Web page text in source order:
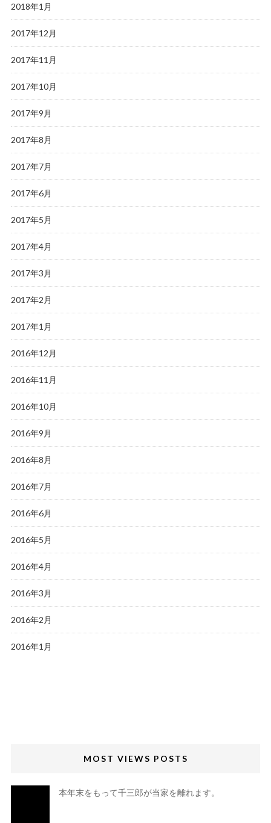
2018年1月
2017年12月
2017年11月
2017年10月
2017年9月
2017年8月
2017年7月
2017年6月
2017年5月
2017年4月
2017年3月
2017年2月
2017年1月
2016年12月
2016年11月
2016年10月
2016年9月
2016年8月
2016年7月
2016年6月
2016年5月
2016年4月
2016年3月
2016年2月
2016年1月
MOST VIEWS POSTS
本年末をもって千三郎が当家を離れます。